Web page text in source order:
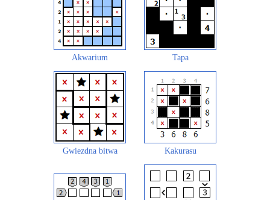
Akwarium Tapa
Gwiezdna bitwa Kakurasu